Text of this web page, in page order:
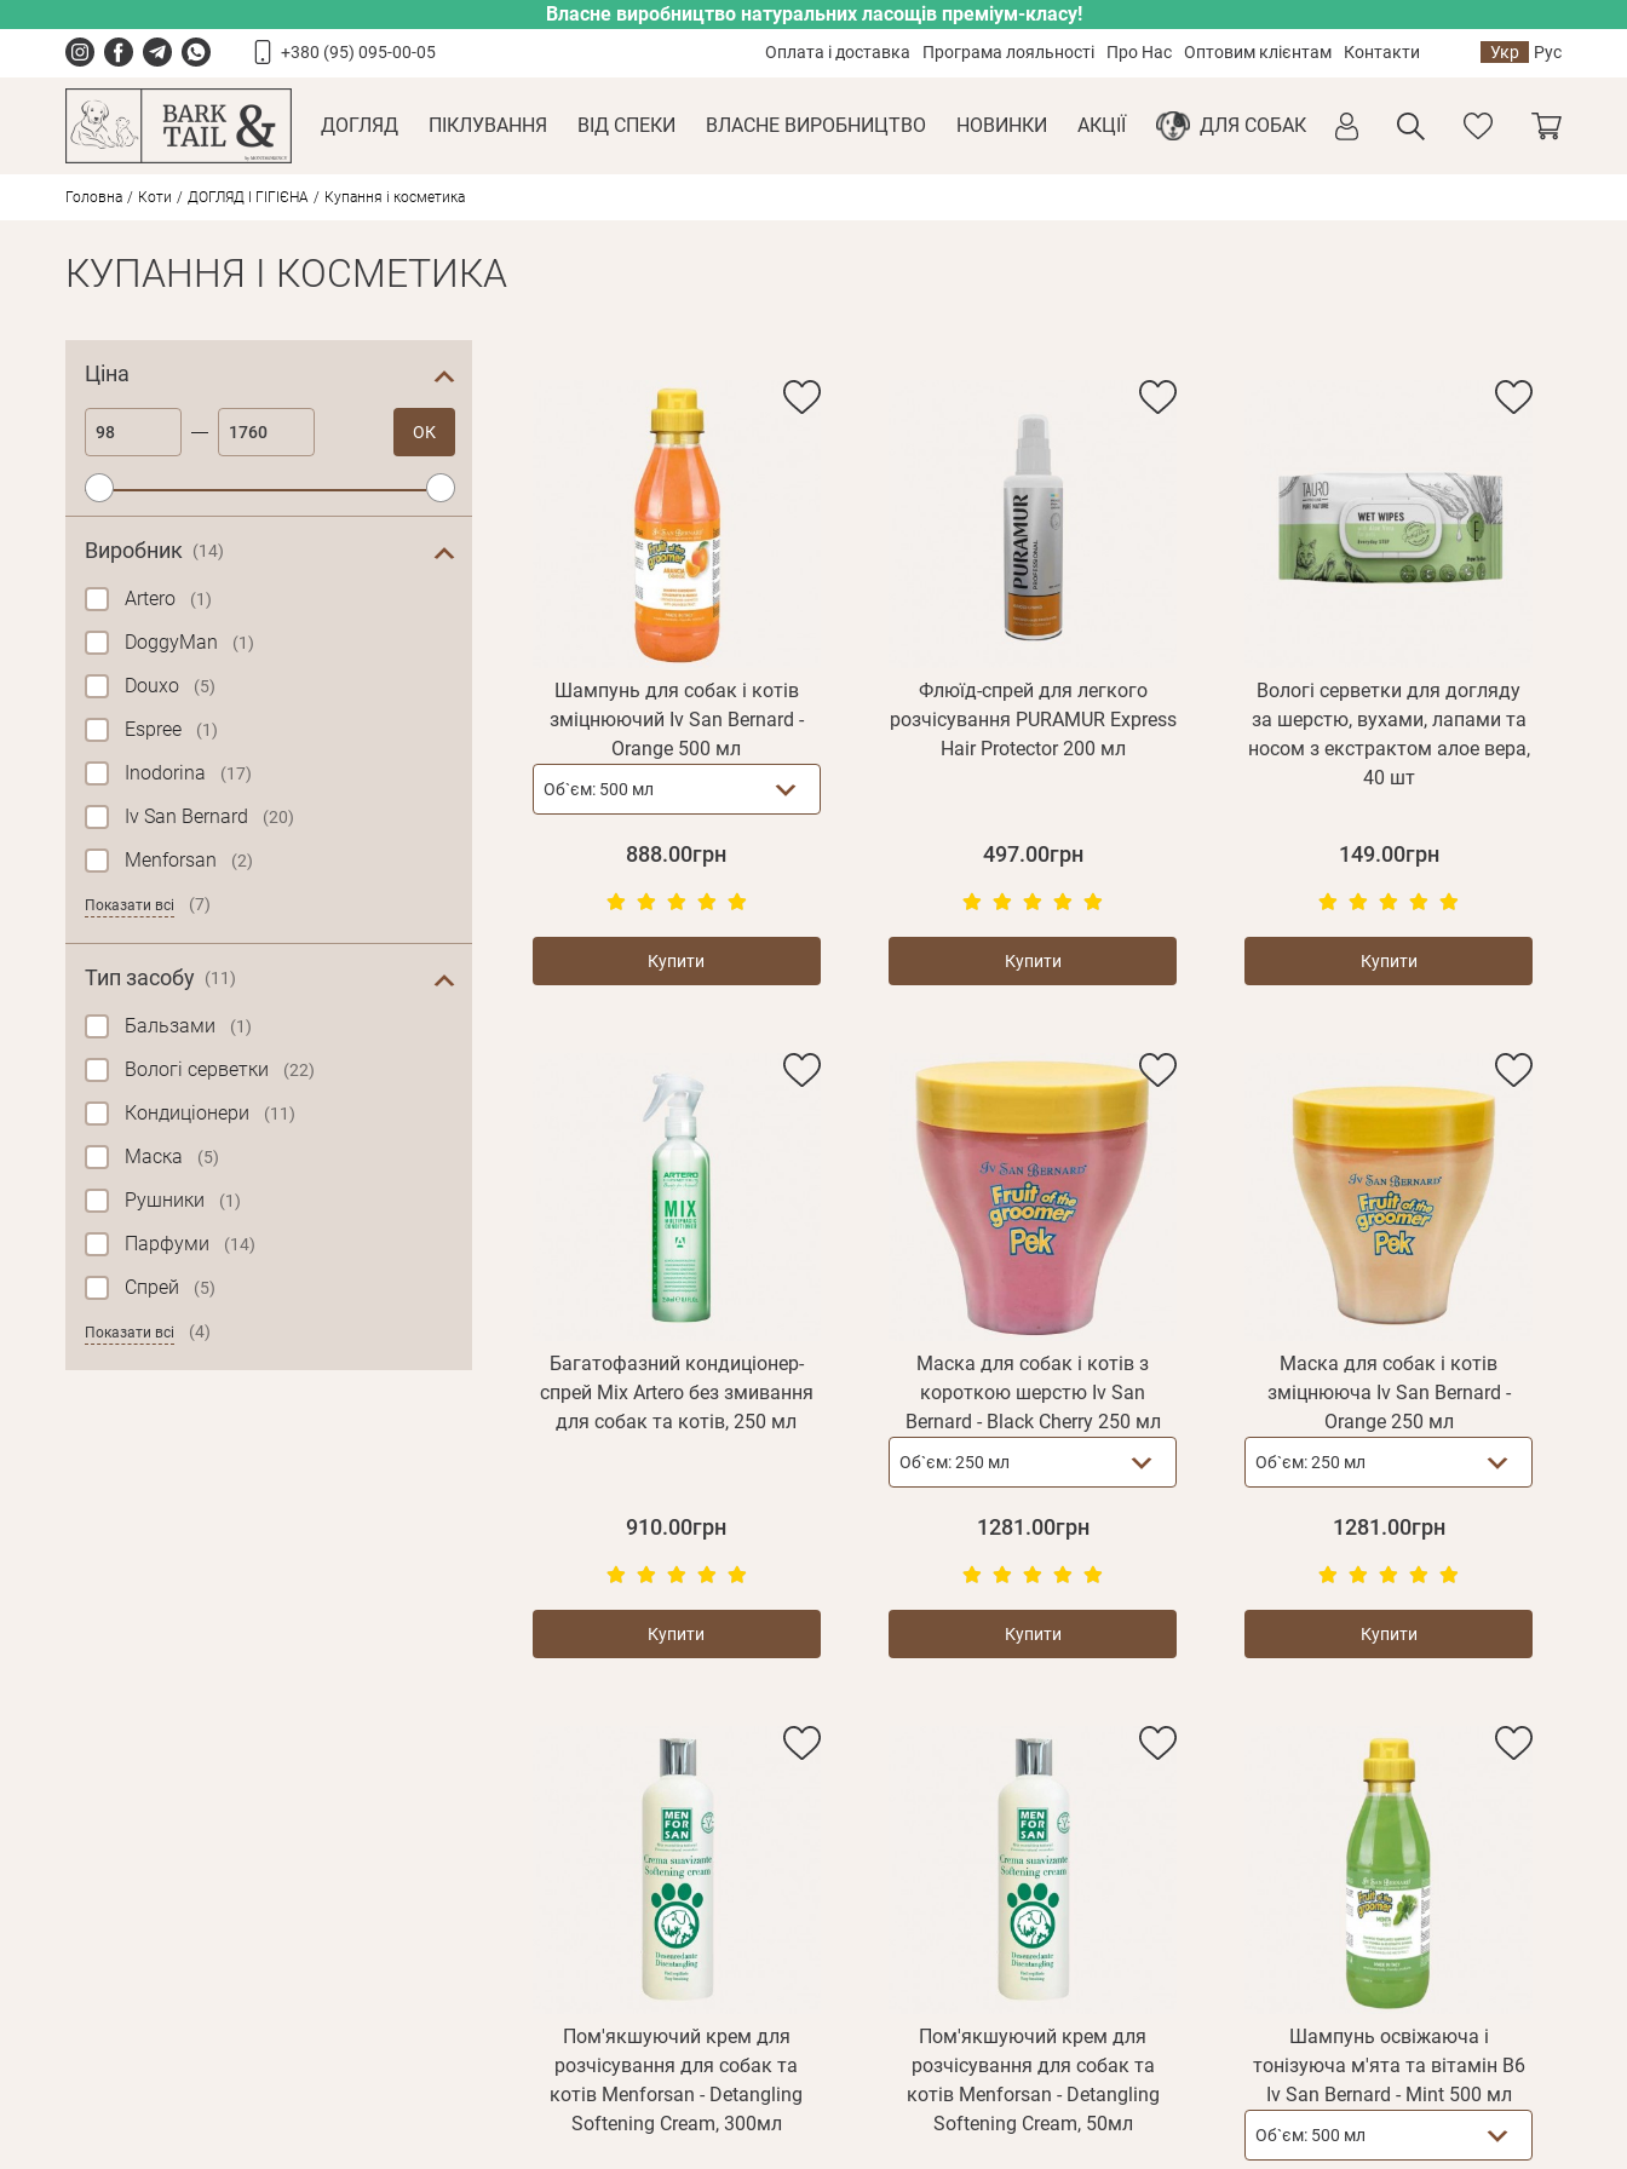
Власне виробництво натуральних ласощів преміум-класу!
+380 (95) 095-00-05 Оплата і доставка Програма лояльності Про Нас Оптовим клієнтам Контакти Укр Рус
ДОГЛЯД ПІКЛУВАННЯ ВІД СПЕКИ ВЛАСНЕ ВИРОБНИЦТВО НОВИНКИ АКЦІЇ ДЛЯ СОБАК
Головна Коти ДОГЛЯД І ГІГІЄНА Купання і косметика
КУПАННЯ І КОСМЕТИКА
Ціна
ОК
Виробник (14)
Artero (1)
DoggyMan (1)
Douxo (5)
Espree (1)
Inodorina (17)
Iv San Bernard (20)
Menforsan (2)
Показати всі (7)
Тип засобу (11)
Бальзами (1)
Вологі серветки (22)
Кондиціонери (11)
Маска (5)
Рушники (1)
Парфуми (14)
Спрей (5)
Показати всі (4)
Шампунь для собак і котів
зміцнюючий Iv San Bernard -
Orange 500 мл
Об`єм: 500 мл
888.00грн
Купити
Флюїд-спрей для легкого
розчісування PURAMUR Express
Hair Protector 200 мл
497.00грн
Купити
Вологі серветки для догляду
за шерстю, вухами, лапами та
носом з екстрактом алое вера,
40 шт
149.00грн
Купити
Багатофазний кондиціонер-
спрей Mix Artero без змивання
для собак та котів, 250 мл
910.00грн
Купити
Маска для собак і котів з
короткою шерстю Iv San
Bernard - Black Cherry 250 мл
Об`єм:250 мл
1281.00грн
Купити
Маска для собак і котів
зміцнююча Iv San Bernard -
Orange 250 мл
Об`єм:250 мл
1281.00грн
Купити
Пом'якшуючий крем для
розчісування для собак та
котів Menforsan - Detangling
Softening Cream, 300мл
Пом'якшуючий крем для
розчісування для собак та
котів Menforsan - Detangling
Softening Cream, 50мл
Шампунь освіжаюча і
тонізуюча м'ята та вітамін В6
Iv San Bernard - Mint 500 мл
Об`єм: 500 мл